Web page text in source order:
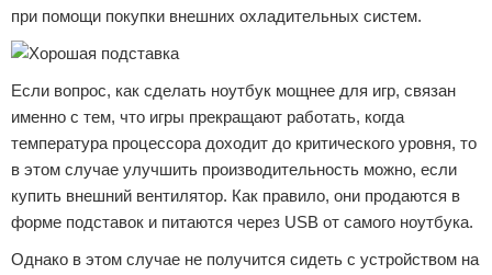
при помощи покупки внешних охладительных систем.
Если вопрос, как сделать ноутбук мощнее для игр, связан
именно с тем, что игры прекращают работать, когда
температура процессора доходит до критического уровня, то
в этом случае улучшить производительность можно, если
купить внешний вентилятор. Как правило, они продаются в
форме подставок и питаются через USB от самого ноутбука.
Однако в этом случае не получится сидеть с устройством на